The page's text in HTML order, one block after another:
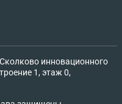
инновационного
1, этаж 0,